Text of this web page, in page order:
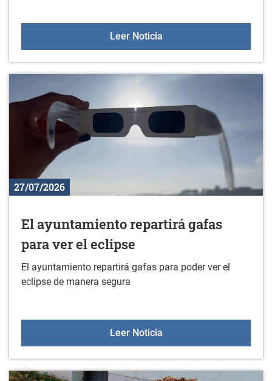
Leer NoticiaOferta deportiva en
27/07/2026
El ayuntamiento repartirá gafas
para ver el eclipse
El ayuntamiento repartirá gafas para poder ver el
eclipse de manera segura
Leer NoticiaEl ayuntamiento